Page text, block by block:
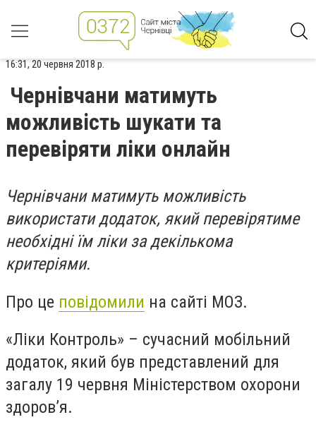
16:31, 20 червня 2018 р.
Чернівчани матимуть
можливість шукати та
перевіряти ліки онлайн
Чернівчани матимуть можливість
використати додаток, який перевірятиме
необхідні їм ліки за декількома
критеріями.
Про це повідомили на сайті МОЗ.
«Ліки Контроль» – сучасний мобільний
додаток, який був представлений для
загалу 19 червня Міністерством охорони
здоров’я.